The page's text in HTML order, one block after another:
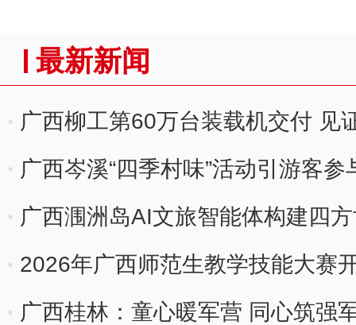
最新新闻
广西柳工第60万台装载机交付 见
广西岑溪“四季村味”活动引游客参
广西涠洲岛AI文旅智能体构建四
2026年广西师范生教学技能大赛
广西桂林：童心暖军营 同心筑强